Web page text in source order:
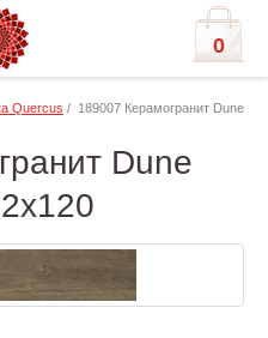
0
Quercus / 189007 Керамогранит Dune
Dune